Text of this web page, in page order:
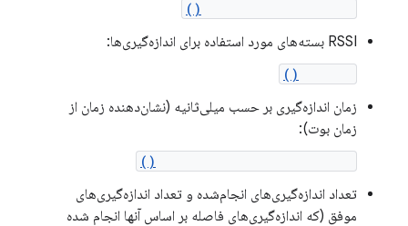
RSSI بسته‌های مورد استفاده برای اندازه‌گیری‌ها:
زمان اندازه‌گیری بر حسب میلی‌ثانیه (نشان‌دهنده زمان از
زمان بوت):
تعداد اندازه‌گیری‌های انجام‌شده و تعداد اندازه‌گیری‌های
موفق (که اندازه‌گیری‌های فاصله بر اساس آنها انجام شده